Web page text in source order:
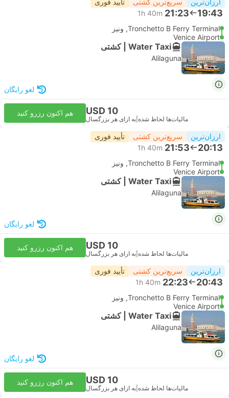
ارزان‌ترین سریع‌ترین کشتی تأیید فوری
19:43
21:23
1h 40m
Tronchetto B Ferry Terminal, ونیز
Venice Airport
Water Taxi | کشتی
Alilaguna
لغو رایگان
USD 10
مالیات‌ها لحاظ شده به ازای هر بزرگسال
هم اکنون رزرو کنید
ارزان‌ترین سریع‌ترین کشتی تأیید فوری
20:13
21:53
1h 40m
Tronchetto B Ferry Terminal, ونیز
Venice Airport
Water Taxi | کشتی
Alilaguna
لغو رایگان
USD 10
مالیات‌ها لحاظ شده به ازای هر بزرگسال
هم اکنون رزرو کنید
ارزان‌ترین سریع‌ترین کشتی تأیید فوری
20:43
22:23
1h 40m
Tronchetto B Ferry Terminal, ونیز
Venice Airport
Water Taxi | کشتی
Alilaguna
لغو رایگان
USD 10
مالیات‌ها لحاظ شده به ازای هر بزرگسال
هم اکنون رزرو کنید